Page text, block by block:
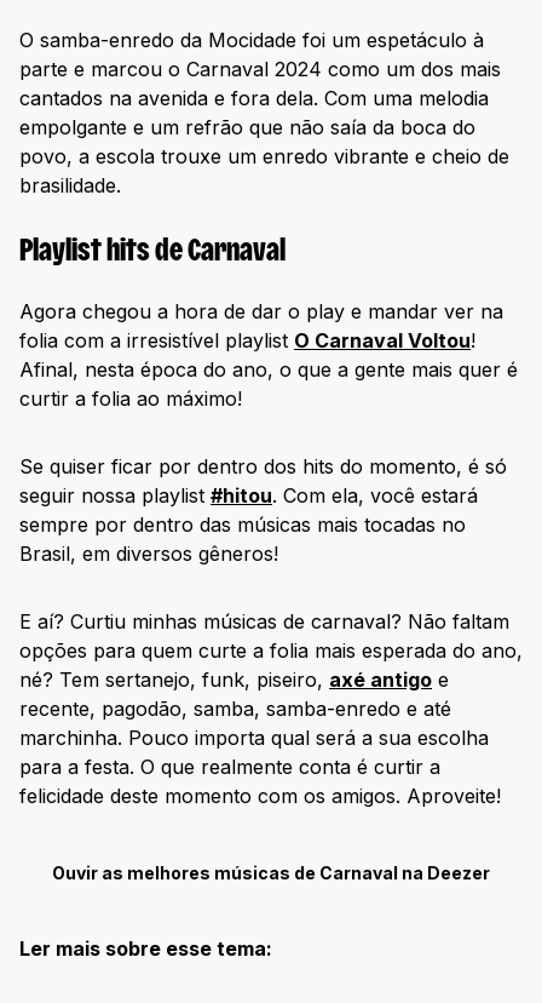
O samba-enredo da Mocidade foi um espetáculo à
parte e marcou o Carnaval 2024 como um dos mais
cantados na avenida e fora dela. Com uma melodia
empolgante e um refrão que não saía da boca do
povo, a escola trouxe um enredo vibrante e cheio de
brasilidade.
Playlist hits de Carnaval
Agora chegou a hora de dar o play e mandar ver na
folia com a irresistível playlist O Carnaval Voltou!
Afinal, nesta época do ano, o que a gente mais quer é
curtir a folia ao máximo!
Se quiser ficar por dentro dos hits do momento, é só
seguir nossa playlist #hitou. Com ela, você estará
sempre por dentro das músicas mais tocadas no
Brasil, em diversos gêneros!
E aí? Curtiu minhas músicas de carnaval? Não faltam
opções para quem curte a folia mais esperada do ano,
né? Tem sertanejo, funk, piseiro, axé antigo e
recente, pagodão, samba, samba-enredo e até
marchinha. Pouco importa qual será a sua escolha
para a festa. O que realmente conta é curtir a
felicidade deste momento com os amigos. Aproveite!
Ouvir as melhores músicas de Carnaval na Deezer
Ler mais sobre esse tema: